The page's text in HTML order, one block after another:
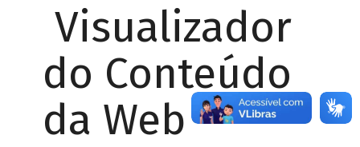
Visualizador
do Conteúdo
da Web